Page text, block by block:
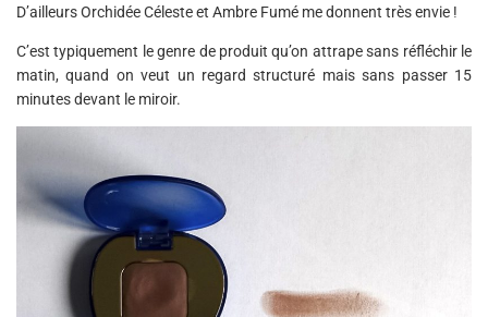
D’ailleurs Orchidée Céleste et Ambre Fumé me donnent très envie !
C’est typiquement le genre de produit qu’on attrape sans réfléchir le
matin, quand on veut un regard structuré mais sans passer 15
minutes devant le miroir.